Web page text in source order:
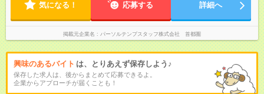
気になる！ 応募する 詳細へ
掲載元企業名 パーソルテンプスタッフ株式会社 首都圏
興味のあるバイト は、とりあえず保存しよう♪
保存した求人は、後からまとめて応募できるよ。
企業からアプローチが届くことも！